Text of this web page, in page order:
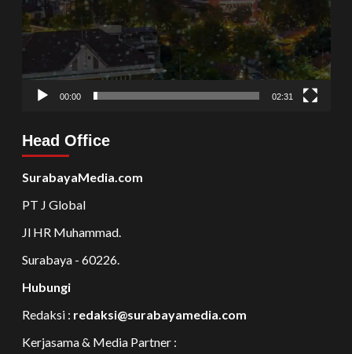
00:00 02:31
Head Office
SurabayaMedia.com
PT J Global
Jl HR Muhammad.
Surabaya - 60226.
Hubungi
Redaksi : redaksi@surabayamedia.com
Kerjasama & Media Partner :